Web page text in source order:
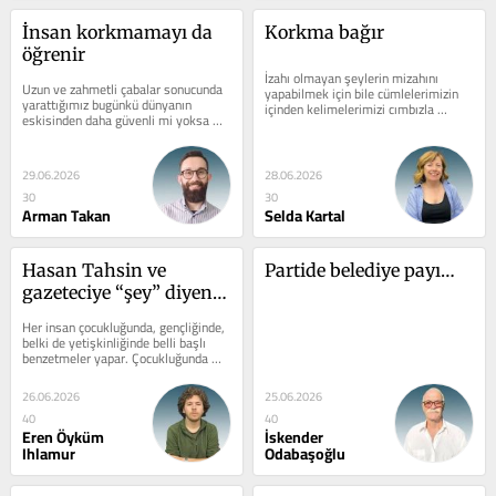
İnsan korkmamayı da
öğrenir
Uzun ve zahmetli çabalar sonucunda
yarattığımız bugünkü dünyanın
eskisinden daha güvenli mi yoksa
aksine daha da güvensiz mi olup...
29.06.2026
30
Arman Takan
Korkma bağır
İzahı olmayan şeylerin mizahını
yapabilmek için bile cümlelerimizin
içinden kelimelerimizi cımbızla
ayıklıyoruz adeta. Kırk düşünüp...
28.06.2026
30
Selda Kartal
Hasan Tahsin ve
gazeteciye “şey” diyen
Her insan çocukluğunda, gençliğinde,
belki de yetişkinliğinde belli başlı
benzetmeler yapar. Çocukluğunda
babasını, izlediği çizgi...
26.06.2026
40
Eren Öyküm
Ihlamur
Partide belediye payı…
25.06.2026
40
İskender
Odabaşoğlu